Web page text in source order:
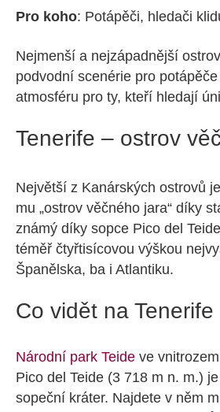
Pro koho: Potápěči, hledači
Nejmenší a nejzápadnější
podvodní scenérie pro
atmosféru pro ty, kteří hledají
Tenerife – ostrov
Největší z Kanárských ostrovů
mu „ostrov věčného jara“ díky
známý díky sopce Pico del
téměř čtyřtisícovou výškou
Španělska, ba i Atlantiku.
Co vidět na Tenerife
Národní park Teide ve
Pico del Teide (3 718 m n. m.)
sopeční kráter. Najdete v něm